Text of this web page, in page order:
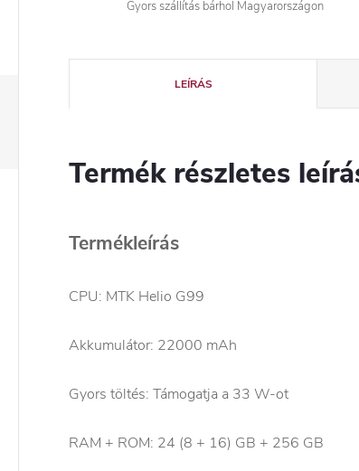
Gyors szállítás bárhol Magyarországon
LEÍRÁS
Termék részletes
Termékleírás
CPU: MTK Helio G99
Akkumulátor: 22000 mAh
Gyors töltés: Támogatja a 33 W-ot
RAM + ROM: 24 (8 + 16) GB + 256 GB